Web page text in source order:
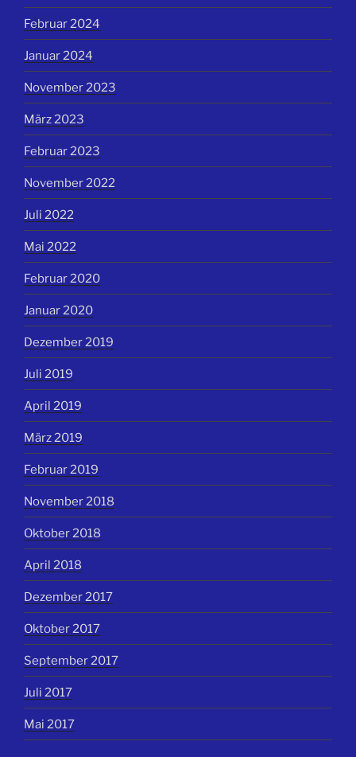
Februar 2024
Januar 2024
November 2023
März 2023
Februar 2023
November 2022
Juli 2022
Mai 2022
Februar 2020
Januar 2020
Dezember 2019
Juli 2019
April 2019
März 2019
Februar 2019
November 2018
Oktober 2018
April 2018
Dezember 2017
Oktober 2017
September 2017
Juli 2017
Mai 2017